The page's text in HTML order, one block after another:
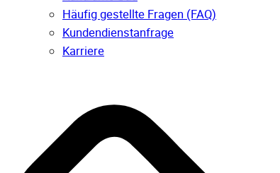
Häufig gestellte Fragen (FAQ)
Kunden­dienst­anfrage
Karriere